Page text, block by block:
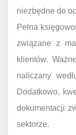
niezbędne do
Pełna
związane z
klientów.
naliczany
Dodatkowo,
dokumentacji
sektorze.